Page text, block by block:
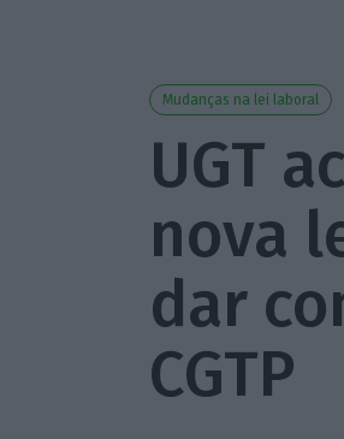
Mudanças na lei laboral
UGT
nova
dar
CGTP